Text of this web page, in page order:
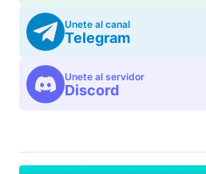
Unete al canal
Telegram
Unete al servidor
Discord